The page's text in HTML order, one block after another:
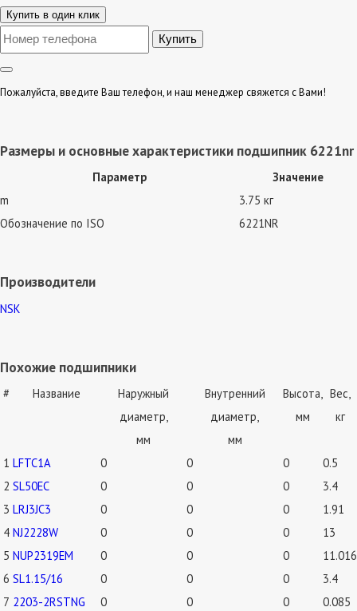
Купить в один клик
Пожалуйста, введите Ваш телефон, и наш менеджер свяжется с Вами!
Размеры и основные характеристики подшипник 6221nr
Параметр
Значение
m
3.75 кг
Обозначение по ISO
6221NR
Производители
NSK
Похожие подшипники
# Название
Наружный
диаметр,
мм
Внутренний
диаметр,
мм
Высота,
мм
Вес,
кг
1 LFTC1A 0 0 0
0.5
2 SL50EC 0 0 0
3.4
3 LRJ3JC3 0 0 0
1.91
4 NJ2228W 0 0 0
13
5 NUP2319EM 0 0 0
11.016
6 SL1.15/16 0 0 0
3.4
7 2203-2RSTNG 0 0 0
0.085